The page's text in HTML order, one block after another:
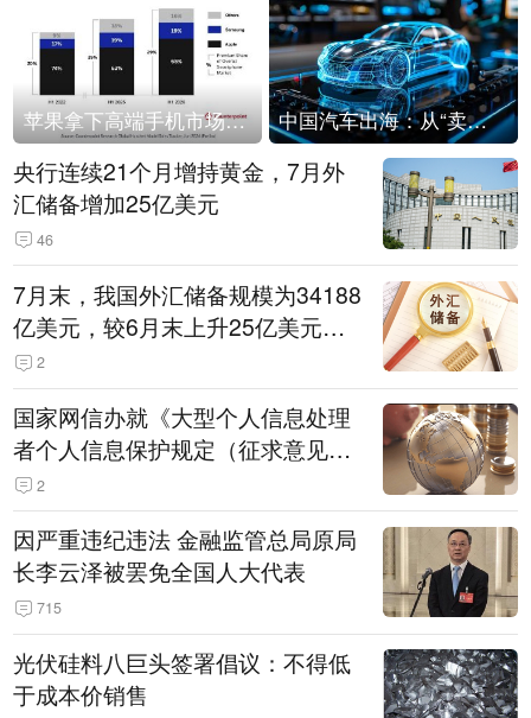
苹果拿下高端手机市场65%的份额：iPhone 17系列功不可没 中国汽车出海：从“卖出去”到“走进去”
央行连续21个月增持黄金，7月外
汇储备增加25亿美元
46
7月末，我国外汇储备规模为34188
亿美元，较6月末上升25亿美元，
升幅为0.07%
2
国家网信办就《大型个人信息处理
者个人信息保护规定（征求意见
稿）》公开征求意见
2
因严重违纪违法 金融监管总局原局
长李云泽被罢免全国人大代表
715
光伏硅料八巨头签署倡议：不得低
于成本价销售